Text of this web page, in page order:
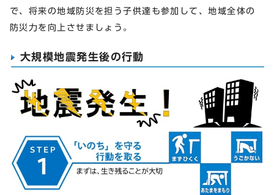
で、将来の地域防災を担う子供達も参加して、地域全体の
防災力を向上させましょう。
大規模地震発生後の行動